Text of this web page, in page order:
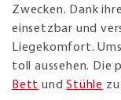
Zwecken. Dank
einsetzbar und
Liegekomfort.
toll aussehen. Die
Bett undStühle